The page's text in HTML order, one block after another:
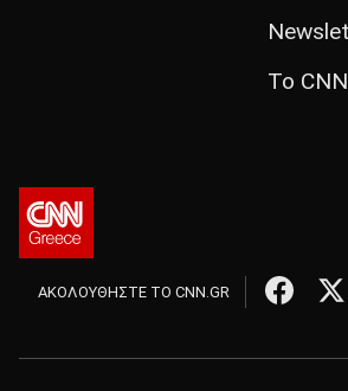
Το
ΑΚΟΛΟΥΘΗΣΤΕ ΤΟ CNN.GR